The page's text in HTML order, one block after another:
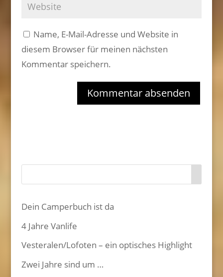
Name, E-Mail-Adresse und Website in
diesem Browser für meinen nächsten
Kommentar speichern.
Dein Camperbuch ist da
4 Jahre Vanlife
Vesteralen/Lofoten – ein optisches Highlight
Zwei Jahre sind um …